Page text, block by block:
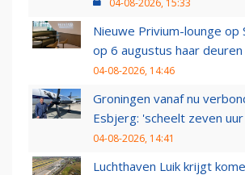
Nieuwe Privium-lounge op
op 6 augustus haar deuren
04-08-2026, 14:46
Groningen vanaf nu
Esbjerg: 'scheelt zeven
04-08-2026, 14:41
Luchthaven Luik krijgt